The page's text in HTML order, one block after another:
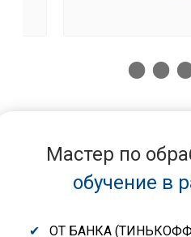
Мастер по
обучение в
ОТ БАНКА